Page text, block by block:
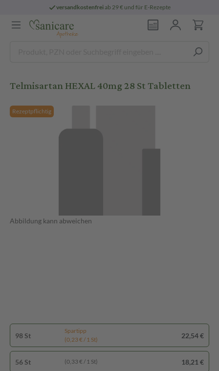
versandkostenfreiab 29 € und für E-Rezepte
Telmisartan HEXAL 40mg 28 St Tabletten
Rezeptpflichtig
Abbildung kann abweichen
98 St
Spartipp
(0,23 € / 1 St)
22,54 €
56 St (0,33 € / 1 St) 18,21 €